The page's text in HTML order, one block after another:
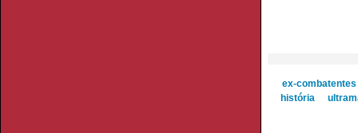
ex-combatentes
história